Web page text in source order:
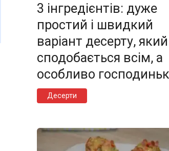
3 інгредієнтів: дуже
простий і швидкий
варіант десерту, який
сподобається всім, а
особливо
Десерти